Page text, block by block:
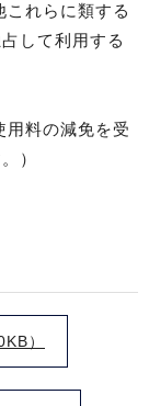
れらに類する
して利用する
料の減免を受
）
）